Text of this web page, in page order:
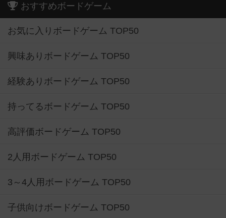
おすすめボードゲーム
お気に入りボードゲーム TOP50
興味ありボードゲーム TOP50
経験ありボードゲーム TOP50
持ってるボードゲーム TOP50
高評価ボードゲーム TOP50
2人用ボードゲーム TOP50
3～4人用ボードゲーム TOP50
子供向けボードゲーム TOP50